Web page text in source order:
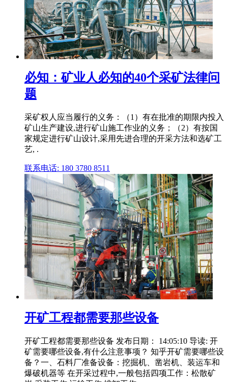
必知：矿业人必知的40个采矿法律问
题
采矿权人应当履行的义务：（1）有在批准的期限内投入
矿山生产建设,进行矿山施工作业的义务；（2）有按国
家规定进行矿山设计,采用先进合理的开采方法和选矿工
艺, .
联系电话: 180 3780 8511
开矿工程都需要那些设备
开矿工程都需要那些设备 发布日期： 14:05:10 导读: 开
矿需要哪些设备,有什么注意事项？ 知乎开矿需要哪些设
备？一、石料厂准备设备：挖掘机、凿岩机、装运车和
爆破机器等 在开采过程中,一般包括四项工作：松散矿